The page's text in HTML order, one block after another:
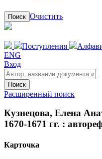
Поиск Очистить
Поступления
ENG
Вход
Поиск
Расширенный поиск
Кузнецова, Елена
1670-1671 гг. :
Карточка